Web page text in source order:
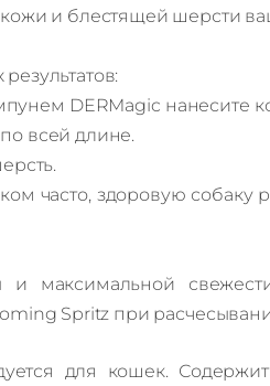
и блестящей шерсти
DERMagic нанесите
всей длине.
часто, здоровую собаку
и максимальной
Spritz при
для кошек.